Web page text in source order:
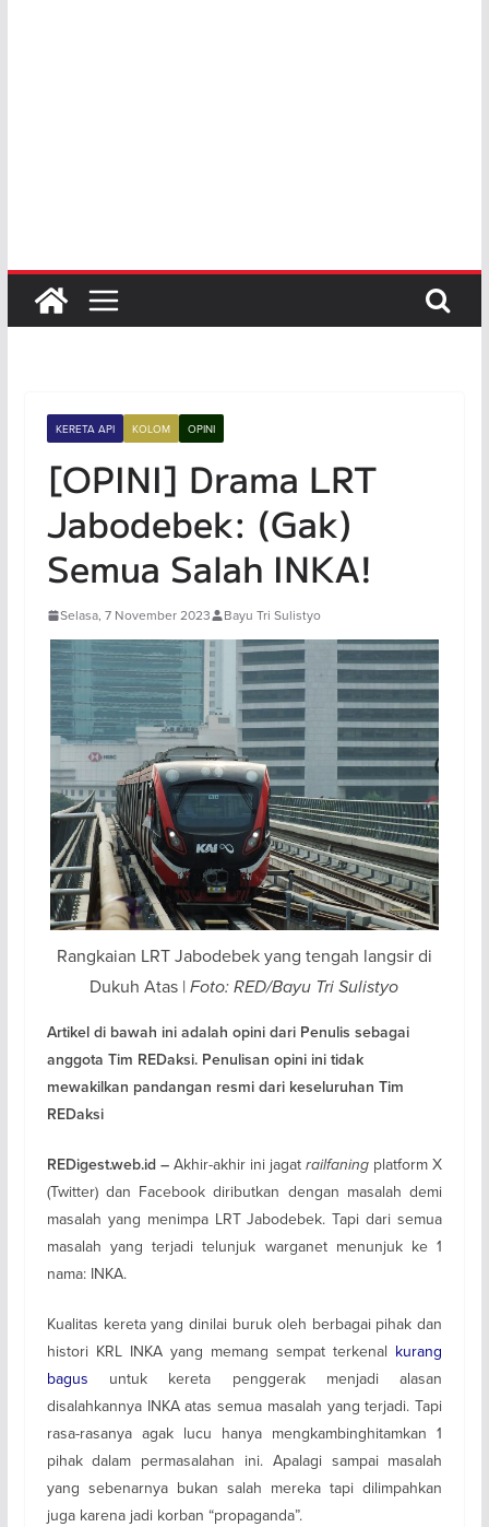
KERETA API KOLOM OPINI
[OPINI] Drama LRT
Jabodebek: (Gak)
Semua Salah INKA!
Selasa, 7 November 2023 Bayu Tri Sulistyo
Rangkaian LRT Jabodebek yang tengah langsir di
Dukuh Atas |Foto: RED/Bayu Tri Sulistyo
Artikel di bawah ini adalah opini dari Penulis sebagai
anggota Tim REDaksi. Penulisan opini ini tidak
mewakilkan pandangan resmi dari keseluruhan Tim
REDaksi
REDigest.web.id –Akhir-akhir ini jagatrailfaning platform X
(Twitter) dan Facebook diributkan dengan masalah demi
masalah yang menimpa LRT Jabodebek. Tapi dari semua
masalah yang terjadi telunjuk warganet menunjuk ke 1
nama: INKA.
Kualitas kereta yang dinilai buruk oleh berbagai pihak dan
histori KRL INKA yang memang sempat terkenal kurang
bagus untuk kereta penggerak menjadi alasan
disalahkannya INKA atas semua masalah yang terjadi. Tapi
rasa-rasanya agak lucu hanya mengkambinghitamkan 1
pihak dalam permasalahan ini. Apalagi sampai masalah
yang sebenarnya bukan salah mereka tapi dilimpahkan
juga karena jadi korban “propaganda”.